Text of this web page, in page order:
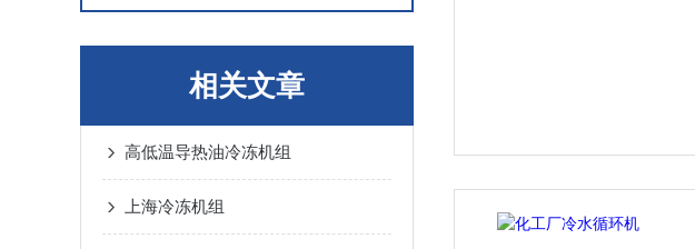
相关文章
高低温导热油冷冻机组
上海冷冻机组